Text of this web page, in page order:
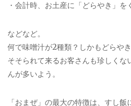
・会計時、お土産に「どらやき」を
などなど。
何で味噌汁が2種類？しかもどらや
そそられて来るお客さんも珍しくな
んが多いよう。
「おまぜ」の最大の特徴は、すし飯